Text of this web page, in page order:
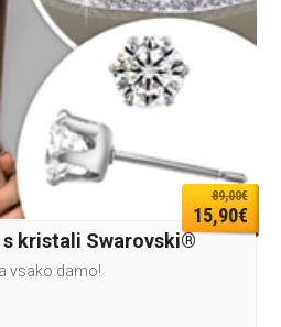
89,00€
15,90€
kristali Swarovski®
vsako damo!